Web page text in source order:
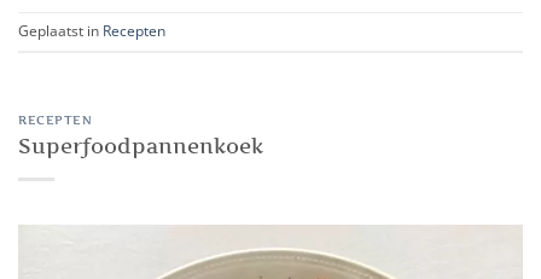
Geplaatst in Recepten
RECEPTEN
Superfoodpannenkoek